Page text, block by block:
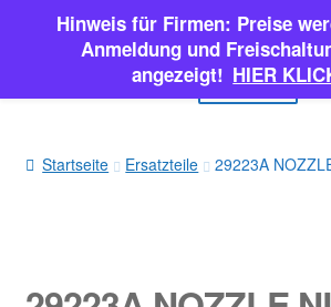
springen
springen
Menü
Startseite Ersatzteile 29223A
Hinweis für Firmen: Preise
Anmeldung und
angezeigt! HIER